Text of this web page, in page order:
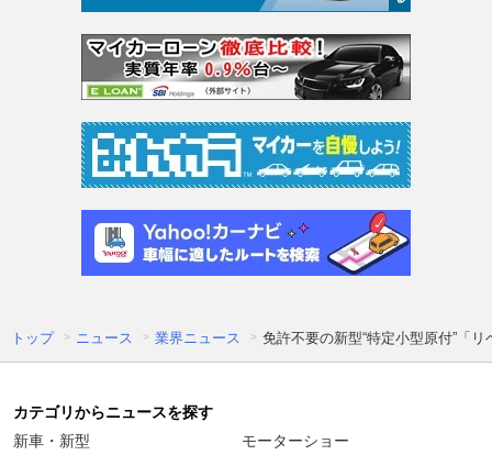
トップ ニュース 業界ニュース 免許不要の新型“特定小型原付”「
カテゴリからニュースを探す
新車・新型
モーターショー